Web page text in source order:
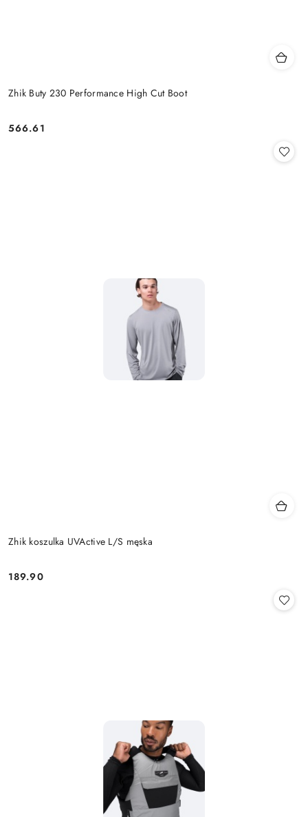
Zhik Buty 230 Performance High Cut Boot
Cena:
566.61
Zhik koszulka UVActive L/S męska
Cena:
189.90